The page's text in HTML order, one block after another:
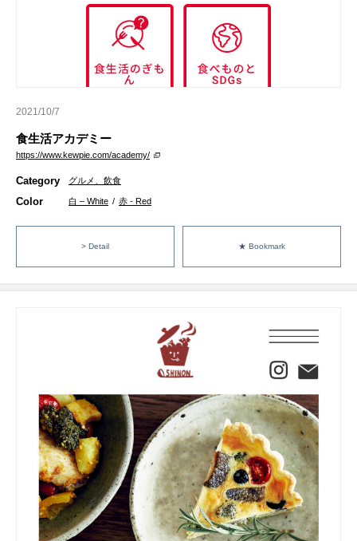
2021/10/7
食生活アカデミー
https://www.kewpie.com/academy/
Category グルメ、飲食
Color 白 – White / 赤 - Red
> Detail ★ Bookmark